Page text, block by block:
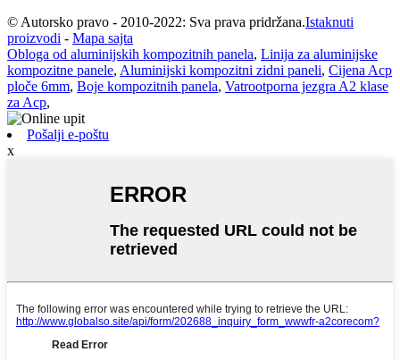
© Autorsko pravo - 2010-2022: Sva prava pridržana.Istaknuti
proizvodi - Mapa sajta
Obloga od aluminijskih kompozitnih panela, Linija za aluminijske
kompozitne panele, Aluminijski kompozitni zidni paneli, Cijena Acp
ploče 6mm, Boje kompozitnih panela, Vatrootporna jezgra A2 klase
za Acp,
Pošalji e-poštu
x